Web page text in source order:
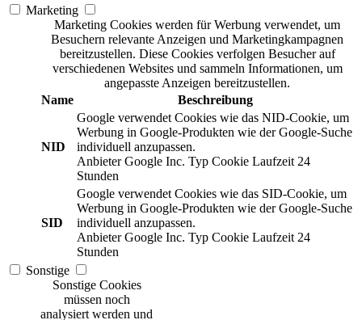
Marketing
Marketing Cookies werden für Werbung verwendet, um
Besuchern relevante Anzeigen und Marketingkampagnen
bereitzustellen. Diese Cookies verfolgen Besucher auf
verschiedenen Websites und sammeln Informationen, um
angepasste Anzeigen bereitzustellen.
Name
Beschreibung
NID
Google verwendet Cookies wie das NID-Cookie, um
Werbung in Google-Produkten wie der Google-Suche
individuell anzupassen.
Anbieter Google Inc. Typ Cookie Laufzeit 24
Stunden
SID
Google verwendet Cookies wie das SID-Cookie, um
Werbung in Google-Produkten wie der Google-Suche
individuell anzupassen.
Anbieter Google Inc. Typ Cookie Laufzeit 24
Stunden
Sonstige
Sonstige Cookies
müssen noch
analysiert werden und